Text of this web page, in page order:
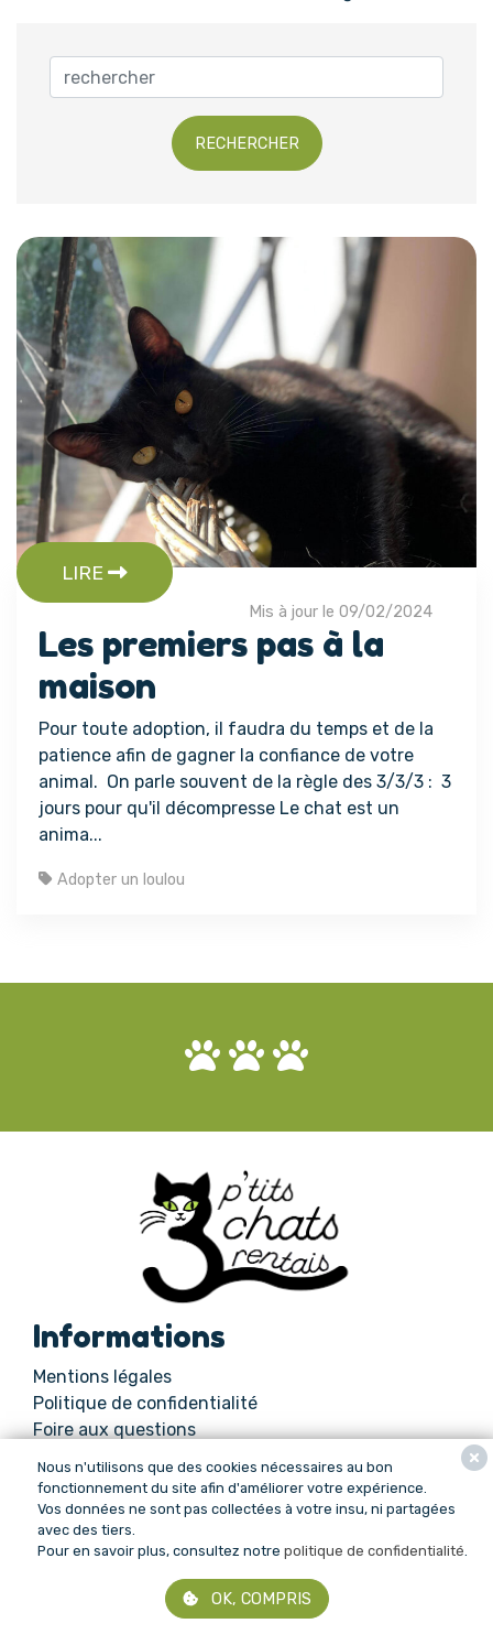
RECHERCHER
LIRE
Mis à jour le 09/02/2024
Les premiers pas à la
maison
Pour toute adoption, il faudra du temps et de la
patience afin de gagner la confiance de votre
animal. On parle souvent de la règle des 3/3/3 : 3
jours pour qu'il décompresse Le chat est un
anima...
Adopter un loulou
Informations
Mentions légales
Politique de confidentialité
Foire aux questions
Suivez-nous
Nous sommes sur les réseaux,
rejoignez-nous !
© 2026 3 P'tits chats-rentais • Tous droits réservés •
Made with(a lot of)♥ bybhalexx
Nous n'utilisons que des cookies nécessaires au bon
fonctionnement du site afin d'améliorer votre expérience.
Vos données ne sont pas collectées à votre insu, ni partagées
avec des tiers.
Pour en savoir plus, consultez notrepolitique de confidentialité.
OK, COMPRIS